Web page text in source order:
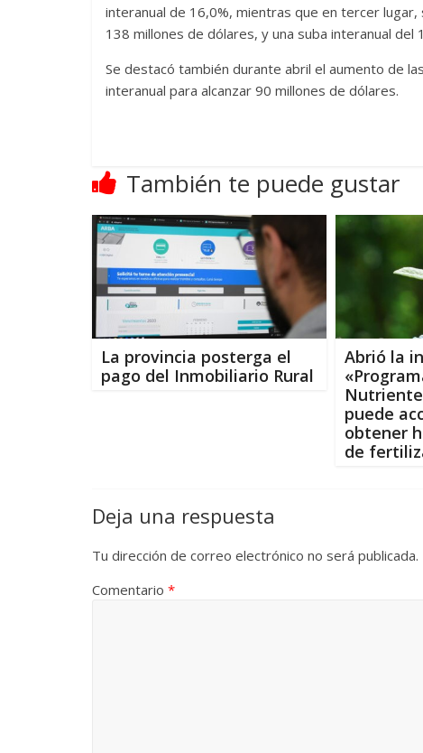
interanual de 16,0%, mientras que en tercer
138 millones de dólares, y una suba interanual del
Se destacó también durante abril el aumento de
interanual para alcanzar 90 millones de dólares.
También te puede gustar
La provincia posterga el
pago del Inmobiliario Rural
Abrió la
puede
obtener
de
Deja una respuesta
Tu dirección de correo electrónico no será publicada.
Comentario *